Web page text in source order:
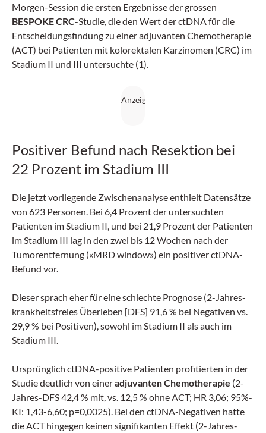
Morgen-Session die ersten Ergebnisse der grossen
BESPOKE CRC-Studie, die den Wert der ctDNA für die
Entscheidungsfindung zu einer adjuvanten Chemotherapie
(ACT) bei Patienten mit kolorektalen Karzinomen (CRC) im
Stadium II und III untersuchte (1).
Positiver Befund nach Resektion bei
22 Prozent im Stadium III
Die jetzt vorliegende Zwischenanalyse enthielt Datensätze
von 623 Personen. Bei 6,4 Prozent der untersuchten
Patienten im Stadium II, und bei 21,9 Prozent der Patienten
im Stadium III lag in den zwei bis 12 Wochen nach der
Tumorentfernung («MRD window») ein positiver ctDNA-
Befund vor.
Dieser sprach eher für eine schlechte Prognose (2-Jahres-
krankheitsfreies Überleben [DFS] 91,6 % bei Negativen vs.
29,9 % bei Positiven), sowohl im Stadium II als auch im
Stadium III.
Ursprünglich ctDNA-positive Patienten profitierten in der
Studie deutlich von eineradjuvanten Chemotherapie (2-
Jahres-DFS 42,4 % mit, vs. 12,5 % ohne ACT; HR 3,06; 95%-
KI: 1,43-6,60; p=0,0025). Bei den ctDNA-Negativen hatte
die ACT hingegen keinen signifikanten Effekt (2-Jahres-